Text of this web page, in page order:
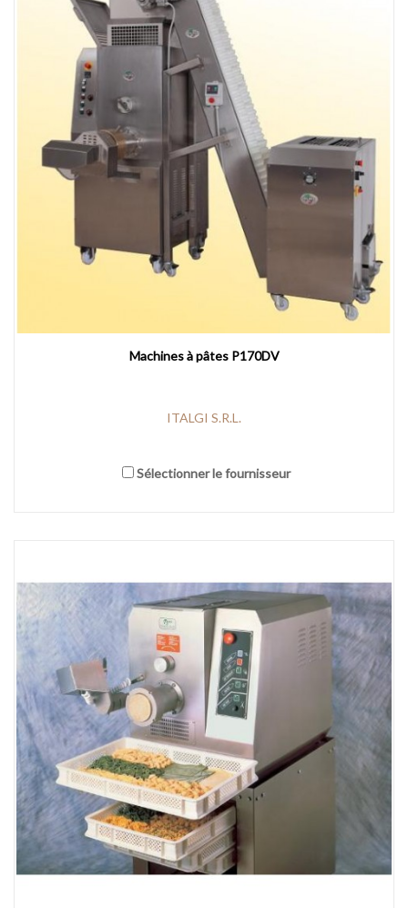
Machines à pâtes P170DV
ITALGI S.R.L.
Sélectionner le fournisseur